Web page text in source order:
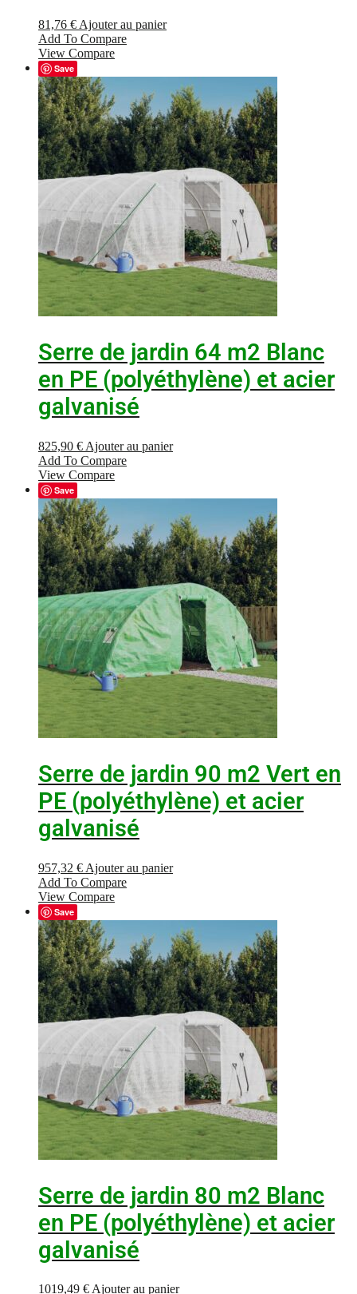
81,76 € Ajouter au panier
Add To Compare
View Compare
Save
Serre de jardin 64 m2 Blanc
en PE (polyéthylène) et acier
galvanisé
825,90 € Ajouter au panier
Add To Compare
View Compare
Save
Serre de jardin 90 m2 Vert en
PE (polyéthylène) et acier
galvanisé
957,32 € Ajouter au panier
Add To Compare
View Compare
Save
Serre de jardin 80 m2 Blanc
en PE (polyéthylène) et acier
galvanisé
1019,49 €Ajouter au panier